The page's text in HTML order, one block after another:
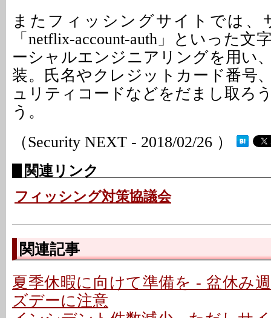
またフィッシングサイトでは、
「netflix-account-auth」といった文
ーシャルエンジニアリングを用い
装。氏名やクレジットカード番号
ュリティコードなどをだまし取ろ
う。
（Security NEXT - 2018/02/26 ）
関連リンク
フィッシング対策協議会
関連記事
夏季休暇に向けて準備を - 盆休み
ズデーに注意